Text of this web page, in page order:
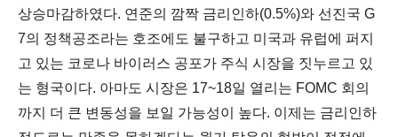
상승마감하였다. 연준의 깜짝 금리인하(0.5%)와 선진국 G
7의 정책공조라는 호조에도 불구하고 미국과 유럽에 퍼지
고 있는 코로나 바이러스 공포가 주식 시장을 짓누르고 있
는 형국이다. 아마도 시장은 17~18일 열리는 FOMC 회의
까지 더 큰 변동성을 보일 가능성이 높다. 이제는 금리인하